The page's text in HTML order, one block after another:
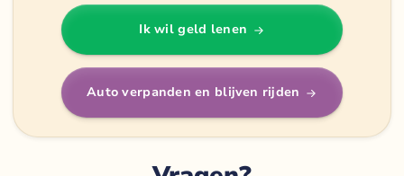
Ik wil geld lenen
Auto verpanden en blijven rijden